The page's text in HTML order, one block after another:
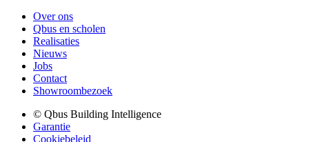
Over ons
Qbus en scholen
Realisaties
Nieuws
Jobs
Contact
Showroombezoek
© Qbus Building Intelligence
Garantie
Cookiebeleid